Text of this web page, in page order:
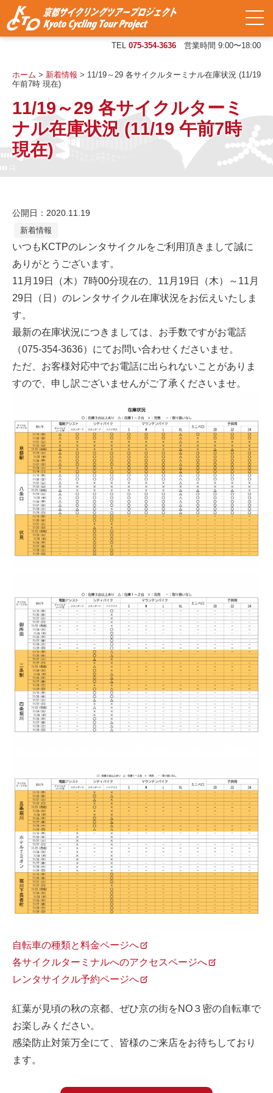
TEL 075-354-3636 営業時間 9:00〜18:00
公開日：2020.11.19
新着情報
ホーム > 新着情報 > 11/19～29 各サイクルターミナル在庫状況 (11/19
午前7時 現在)
11/19～29 各サイクルターミ
ナル在庫状況 (11/19 午前7時
現在)
いつもKCTPのレンタサイクルをご利用頂きまして誠に
ありがと うございます。
11月19日（木）7時00分現在の、11月19日（木）～11月
29日（日）のレンタサイクル在庫状況をお伝えいたしま
す。
最新の在庫状況につきましては、お手数ですがお電話
（075-354-3636） にてお問い合わせくださいませ。
ただ、お客様対応中でお電話に出られないことがありま
すので、 申し訳ございませんがご了承くださいませ。
自転車の種類と料金ページへ
各サイクルターミナルへのアクセスページへ
レンタサイクル予約ページへ
紅葉が見頃の秋の京都、ぜひ京の街をNO３密の自転車で
お楽しみください。
感染防止対策万全にて、皆様のご来店をお待ちしており
ます。